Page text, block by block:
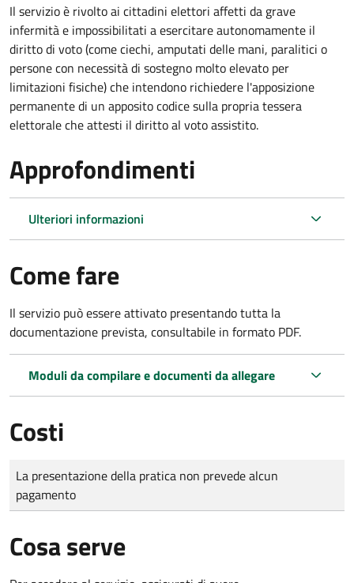
Il servizio è rivolto ai cittadini elettori affetti da grave
infermità e impossibilitati a esercitare autonomamente il
diritto di voto (come ciechi, amputati delle mani, paralitici o
persone con necessità di sostegno molto elevato per
limitazioni fisiche) che intendono richiedere l'apposizione
permanente di un apposito codice sulla propria tessera
elettorale che attesti il diritto al voto assistito.
Approfondimenti
Ulteriori informazioni
Come fare
Il servizio può essere attivato presentando tutta la
documentazione prevista, consultabile in formato PDF.
Moduli da compilare e documenti da allegare
Costi
Tipo di pagamento
Importo
La presentazione della pratica non prevede alcun
pagamento
Cosa serve